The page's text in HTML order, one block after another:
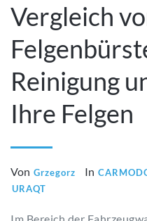
Vergleich
Reinigung
Ihre Felgen
Von Grzegorz In
URAQT